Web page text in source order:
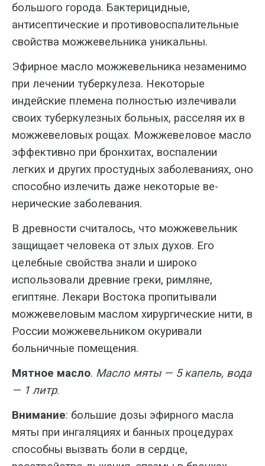
большого города. Бак­терицидные,
антисептические и проти­вовоспалительные
свойства можже­вельника уникальны.
Эфирное масло можжевельника не­заменимо
при лечении туберкулеза. Некоторые
индейские племена полнос­тью излечивали
своих туберкулезных больных, расселяя их в
можжевеловых рощах. Можжевеловое масло
эффек­тивно при бронхитах, воспалении
легких и других простудных заболеваниях, оно
способно излечить даже некоторые ве­
нерические заболевания.
В древности считалось, что можже­вельник
защищает человека от злых ду­хов. Его
целебные свойства знали и широко
использовали древние греки, рим­ляне,
египтяне. Лекари Востока пропи­тывали
можжевеловым маслом хирур­гические нити, в
России можжевельни­ком окуривали
больничные помещения.
Мятное масло. Масло мяты — 5 ка­пель, вода
— 1 литр.
Внимание: большие дозы эфирно­го масла
мяты при ингаляциях и банных процедурах
способны вызвать боли в сердце,